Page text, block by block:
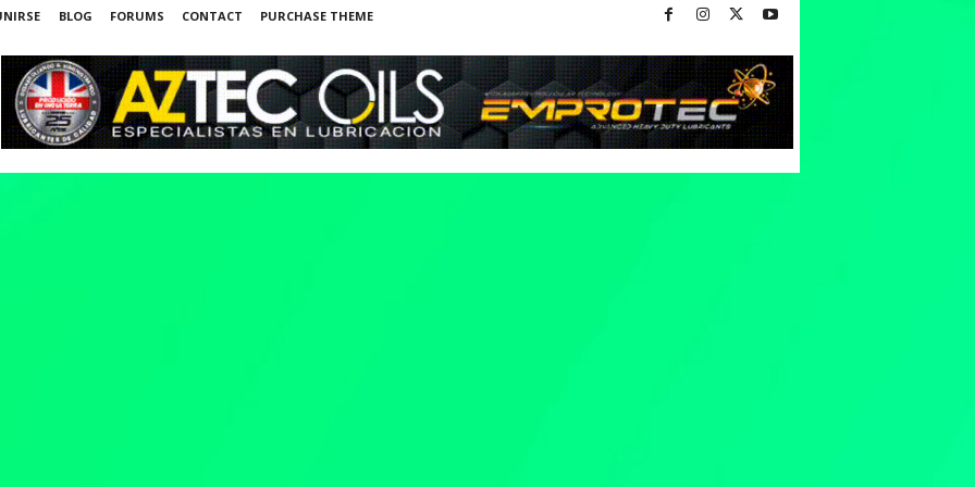
BLOG FORUMS CONTACT PURCHASE THEME